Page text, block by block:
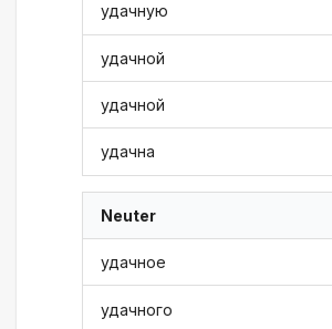
удачную
удачной
удачной
удачна
Neuter
удачное
удачного